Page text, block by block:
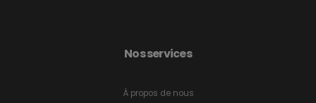
Nos services
À propos de nous